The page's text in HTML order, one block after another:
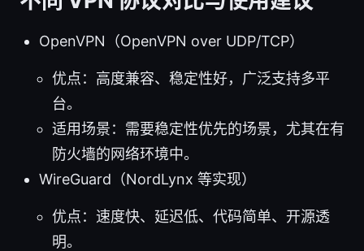
OpenVPN（OpenVPN over UDP/TCP）
优点：高度兼容、稳定性好，广泛支持多平
台。
适用场景：需要稳定性优先的场景，尤其在有
防火墙的网络环境中。
WireGuard（NordLynx 等实现）
优点：速度快、延迟低、代码简单、开源透
明。